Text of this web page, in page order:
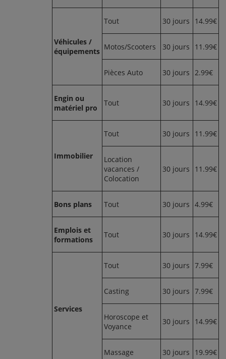
Véhicules /
équipements
Tout 30 jours 14.99€
Motos/Scooters 30 jours 11.99€
Pièces Auto 30 jours 2.99€
Engin ou
matériel pro
Tout 30 jours 14.99€
Immobilier
Tout 30 jours 11.99€
Location
vacances /
Colocation
30 jours 11.99€
Bons plans Tout 30 jours 4.99€
Emplois et
formations
Tout 30 jours 14.99€
Services
Tout 30 jours 7.99€
Casting 30 jours 7.99€
Horoscope et
Voyance
30 jours 14.99€
Massage 30 jours 19.99€